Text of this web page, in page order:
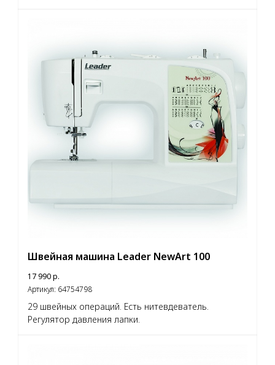
Швейная машина Leader NewArt 100
17 990р.
Артикул: 64754798
29 швейных операций. Есть нитевдеватель.
Регулятор давления лапки.